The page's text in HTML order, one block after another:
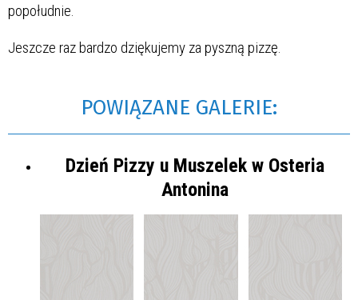
popołudnie.
Jeszcze raz bardzo dziękujemy za pyszną pizzę.
POWIĄZANE GALERIE:
Dzień Pizzy u Muszelek w Osteria
Antonina